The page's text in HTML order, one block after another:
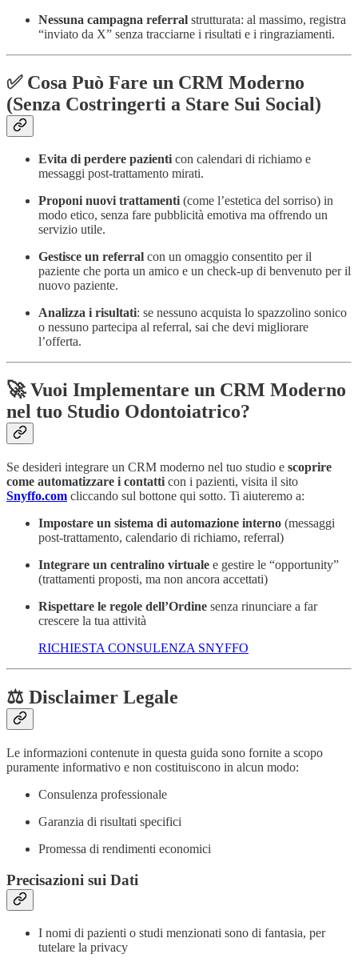
Nessuna campagna referral strutturata: al massimo, registra
“inviato da X” senza tracciarne i risultati e i ringraziamenti.
✅ Cosa Può Fare un CRM Moderno
(Senza Costringerti a Stare Sui Social)
Evita di perdere pazienticon calendari di richiamo e
messaggi post-trattamento mirati.
Proponi nuovi trattamenti(come l’estetica del sorriso) in
modo etico, senza fare pubblicità emotiva ma offrendo un
servizio utile.
Gestisce un referral con un omaggio consentito per il
paziente che porta un amico e un check-up di benvenuto per il
nuovo paziente.
Analizza i risultati: se nessuno acquista lo spazzolino sonico
o nessuno partecipa al referral, sai che devi migliorare
l’offerta.
🚀 Vuoi Implementare un CRM Moderno
nel tuo Studio Odontoiatrico?
Se desideri integrare un CRM moderno nel tuo studio e scoprire
come automatizzare i contatti con i pazienti, visita il sito
Snyffo.com cliccando sul bottone qui sotto. Ti aiuteremo a:
Impostare un sistema di automazione interno (messaggi
post-trattamento, calendario di richiamo, referral)
Integrare un centralino virtuale e gestire le “opportunity”
(trattamenti proposti, ma non ancora accettati)
Rispettare le regole dell’Ordine senza rinunciare a far
crescere la tua attività
RICHIESTA CONSULENZA SNYFFO
⚖️ Disclaimer Legale
Le informazioni contenute in questa guida sono fornite a scopo
puramente informativo e non costituiscono in alcun modo:
Consulenza professionale
Garanzia di risultati specifici
Promessa di rendimenti economici
Precisazioni sui Dati
I nomi di pazienti o studi menzionati sono di fantasia, per
tutelare la privacy